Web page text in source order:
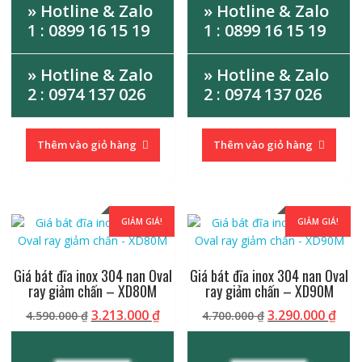
» Hotline & Zalo
1 : 0899 16 15 19
» Hotline & Zalo
2 : 0974 137 026
Thêm vào giỏ hàng
» Hotline & Zalo
1 : 0899 16 15 19
» Hotline & Zalo
2 : 0974 137 026
Thêm vào giỏ hàng
GIẢM GIÁ!
Giá bát đĩa inox 304 nan Oval
ray giảm chấn – XD80M
4.590.000₫ Giá
gốc
3.213.000₫Giá
hiện
GIẢM GIÁ!
Giá bát đĩa inox 304 nan Oval
ray giảm chấn – XD90M
4.700.000₫Giá
gốc
3.290.000₫Giá
hiện